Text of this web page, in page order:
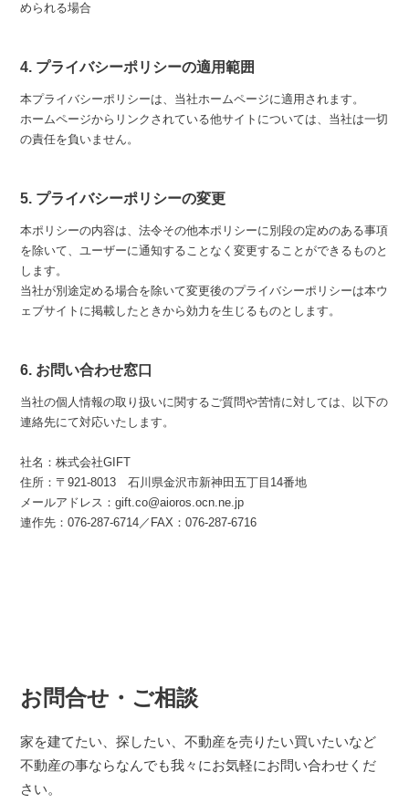
められる場合
4. プライバシーポリシーの適用範囲
本プライバシーポリシーは、当社ホームページに適用されます。
ホームページからリンクされている他サイトについては、当社は一切
の責任を負いません。
5. プライバシーポリシーの変更
本ポリシーの内容は、法令その他本ポリシーに別段の定めのある事項
を除いて、ユーザーに通知することなく変更することができるものと
します。
当社が別途定める場合を除いて変更後のプライバシーポリシーは本ウ
ェブサイトに掲載したときから効力を生じるものとします。
6. お問い合わせ窓口
当社の個人情報の取り扱いに関するご質問や苦情に対しては、以下の
連絡先にて対応いたします。
社名：株式会社GIFT
住所：〒921-8013 石川県金沢市新神田五丁目14番地
メールアドレス：gift.co@aioros.ocn.ne.jp
連作先：076-287-6714／FAX：076-287-6716
お問合せ・ご相談
家を建てたい、探したい、不動産を売りたい買いたいなど
不動産の事ならなんでも我々にお気軽にお問い合わせくだ
さい。